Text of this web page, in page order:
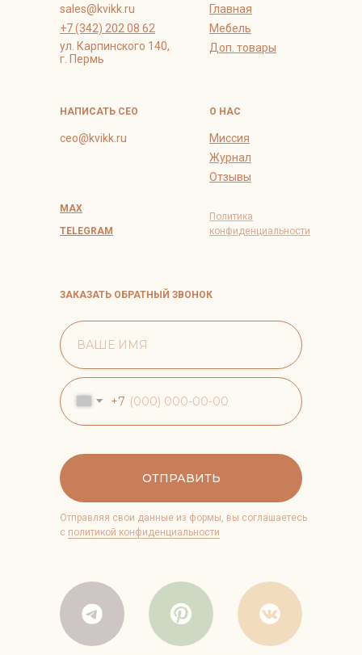
Политика
конфиденциальности
+7 (342) 202 08 62
ул. Карпинского 140,
г. Пермь
ЗАКАЗАТЬ ОБРАТНЫЙ ЗВОНОК
Главная
Мебель
Доп. товары
Миссия
Журнал
Отзывы
sales@kvikk.ru
О НАС
ceo@kvikk.ru
НАПИСАТЬ СЕО
MAX
TELEGRAM
+7
ОТПРАВИТЬ
Отправляя свои данные из формы, вы соглашаетесь
с политикой конфиденциальности